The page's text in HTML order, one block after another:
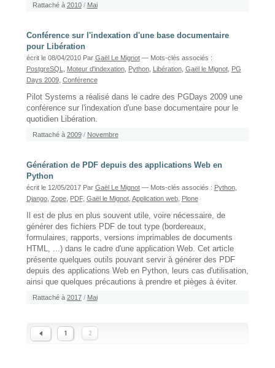
Rattaché à 2010 / Mai
Conférence sur l'indexation d'une base documentaire
pour Libération
écrit le 08/04/2010 Par Gaël Le Mignot — Mots-clés associés :
PostgreSQL
Moteur d'indexation, Python, Libération, Gaël le Mignot, PG
Days 2009, Conférence
Pilot Systems a réalisé dans le cadre des PGDays 2009 une
conférence sur l'indexation d'une base documentaire pour le
quotidien Libération.
Rattaché à 2009 / Novembre
Génération de PDF depuis des applications Web en
Python
écrit le 12/05/2017 Par Gaël Le Mignot — Mots-clés associés : Python,
Django, Zope, PDF, Gaël le Mignot, Application web, Plone
Il est de plus en plus souvent utile, voire nécessaire, de
générer des fichiers PDF de tout type (bordereaux,
formulaires, rapports, versions imprimables de documents
HTML, ...) dans le cadre d'une application Web. Cet article
présente quelques outils pouvant servir à générer des PDF
depuis des applications Web en Python, leurs cas d'utilisation,
ainsi que quelques précautions à prendre et pièges à éviter.
Rattaché à 2017 / Mai
1 2